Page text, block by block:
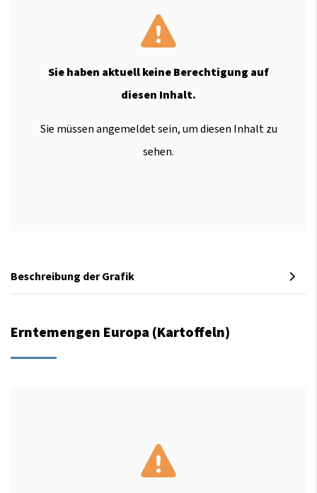
Sie haben aktuell keine Berechtigung auf
diesen Inhalt.
Sie müssen angemeldet sein, um diesen Inhalt zu
sehen.
Beschreibung der Grafik
Erntemengen Europa (Kartoffeln)